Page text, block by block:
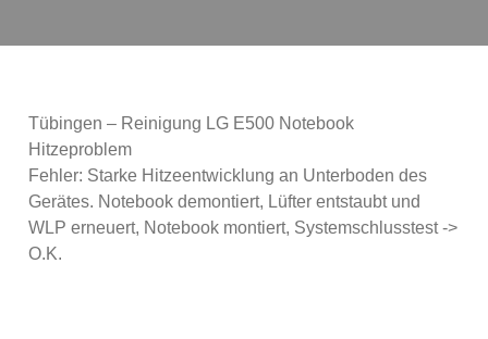
Tübingen – Reinigung LG E500 Notebook
Hitzeproblem
Fehler: Starke Hitzeentwicklung an Unterboden des
Gerätes. Notebook demontiert, Lüfter entstaubt und
WLP erneuert, Notebook montiert, Systemschlusstest ->
O.K.